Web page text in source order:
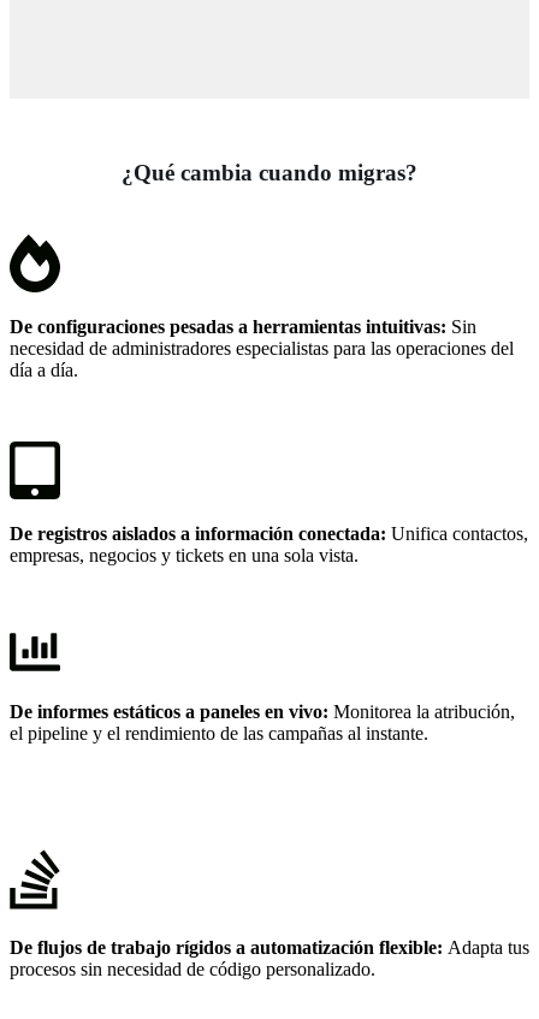
¿Qué cambia cuando migras?
De configuraciones pesadas a herramientas intuitivas: Sin
necesidad de administradores especialistas para las operaciones del
día a día.
De registros aislados a información conectada: Unifica contactos,
empresas, negocios y tickets en una sola vista.
De informes estáticos a paneles en vivo: Monitorea la atribución,
el pipeline y el rendimiento de las campañas al instante.
De flujos de trabajo rígidos a automatización flexible: Adapta tus
procesos sin necesidad de código personalizado.